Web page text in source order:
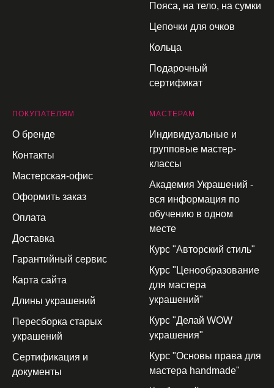
Пояса, на тело, на сумки
Цепочки для очков
Кольца
Подарочный
сертификат
П ОКУПАТЕЛЯМ
О бренде
Контакты
Мастерская-офис
Оформить заказ
Оплата
Доставка
Гарантийный сервис
Карта сайта
Длины украшений
Пересборка старых
украшений
Сертификация и
документы
МАСТЕРАМ
Индивидуальные и
групповые мастер-
классы
Академия Украшений -
вся информация по
обучению в одном
месте
Курс "Авторский стиль"
Курс "Ценообразование
для мастера
украшений"
Курс "Делай WOW
украшения"
Курс "Основы права для
мастера handmade"